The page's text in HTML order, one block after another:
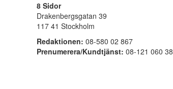
8 Sidor
Drakenbergsgatan 39
117 41 Stockholm
Redaktionen: 08-580 02 867
Prenumerera/Kundtjänst: 08-121 060 38